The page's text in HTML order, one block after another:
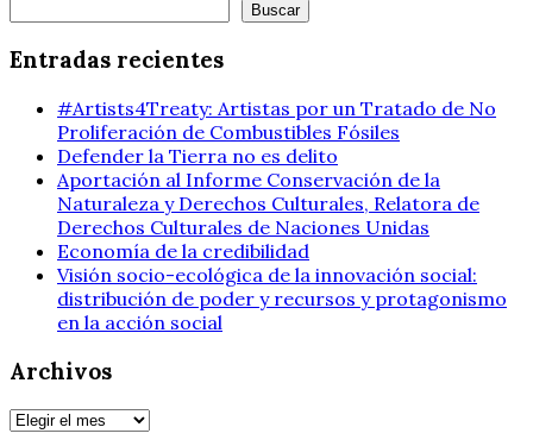
Buscar
Entradas recientes
#Artists4Treaty: Artistas por un Tratado de No
Proliferación de Combustibles Fósiles
Defender la Tierra no es delito
Aportación al Informe Conservación de la
Naturaleza y Derechos Culturales, Relatora de
Derechos Culturales de Naciones Unidas
Economía de la credibilidad
Visión socio-ecológica de la innovación social:
distribución de poder y recursos y protagonismo
en la acción social
Archivos
Archivos